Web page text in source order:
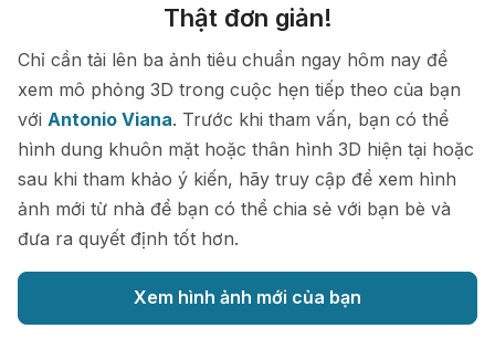
Thật đơn giản!
Chỉ cần tải lên ba ảnh tiêu chuẩn ngay hôm nay để
xem mô phỏng 3D trong cuộc hẹn tiếp theo của bạn
với Antonio Viana. Trước khi tham vấn, bạn có thể
hình dung khuôn mặt hoặc thân hình 3D hiện tại hoặc
sau khi tham khảo ý kiến, hãy truy cập để xem hình
ảnh mới từ nhà để bạn có thể chia sẻ với bạn bè và
đưa ra quyết định tốt hơn.
Xem hình ảnh mới của bạn